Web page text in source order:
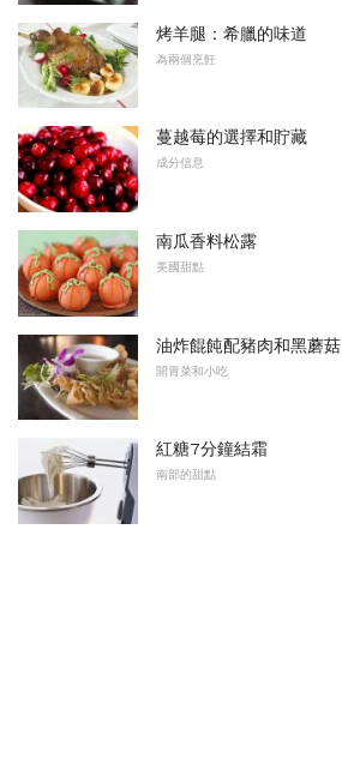
烤羊腿：希臘的味道
為兩個烹飪
蔓越莓的選擇和貯藏
成分信息
南瓜香料松露
美國甜點
油炸餛飩配豬肉和黑蘑菇
開胃菜和小吃
紅糖7分鐘結霜
南部的甜點